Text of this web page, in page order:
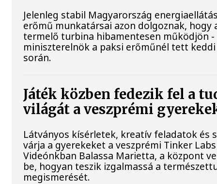
Jelenleg stabil Magyarország
erőmű munkatársai azon dolgoznak, hogy
termelő turbina hibamentesen működjön -
miniszterelnök a paksi erőműnél tett
során.
Játék közben fedezik fel a
világát a veszprémi
Látványos kísérletek, kreatív feladatok és
várja a gyerekeket a veszprémi Tinker
Videónkban Balassa Marietta, a központ
be, hogyan teszik izgalmassá a
megismerését.